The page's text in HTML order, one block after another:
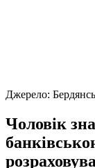
Джерело:
Чоловік